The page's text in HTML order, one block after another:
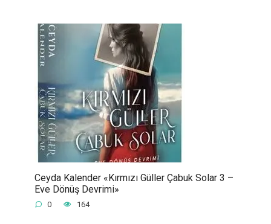
Ceyda Kalender «Kırmızı Güller Çabuk Solar 3 –
Eve Dönüş Devrimi»
0 164